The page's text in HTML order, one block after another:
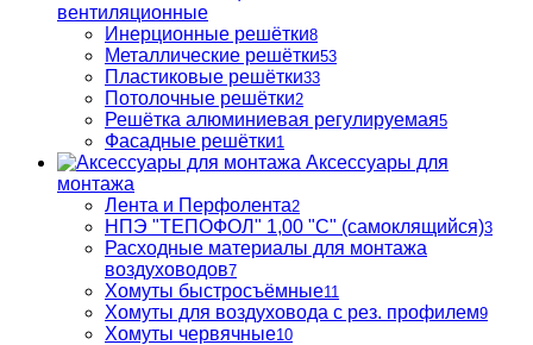
вентиляционные
Инерционные решётки8
Металлические решётки53
Пластиковые решётки33
Потолочные решётки2
Решётка алюминиевая регулируемая5
Фасадные решётки1
Аксессуары для
монтажа
Лента и Перфолента2
НПЭ "ТЕПОФОЛ" 1,00 "С" (самоклящийся)3
Расходные материалы для монтажа
воздуховодов7
Хомуты быстросъёмные11
Хомуты для воздуховода с рез. профилем9
Хомуты червячные10